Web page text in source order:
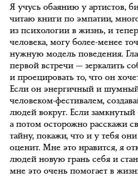
Я учусь обаянию у артистов,
читаю книги по эмпатии,
из психологии в жизнь, и
человека, могу более-менее
нужную модель поведения.
первой встречи — зеркалить
и проецировать то, что он
Если он энергичный и
человеком-фестивалем,
людей вокруг. Если
а потом осторожно расскажи
тайну, покажи, что и у тебя
оценит. Мне это нравится, я
людей новую грань себя и
мне это очень помогает в